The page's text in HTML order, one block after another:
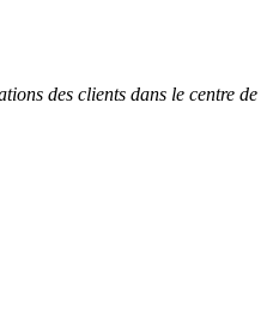
des clients dans le centre de